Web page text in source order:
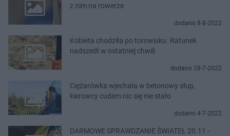
z nim na rowerze
dodano 8-8-2022
Kobieta chodziła po torowisku. Ratunek
nadszedł w ostatniej chwili
dodano 28-7-2022
Ciężarówka wjechała w betonowy słup,
kierowcy cudem nic się nie stało
dodano 4-7-2022
DARMOWE SPRAWDZANIE ŚWIATEŁ 20.11 -